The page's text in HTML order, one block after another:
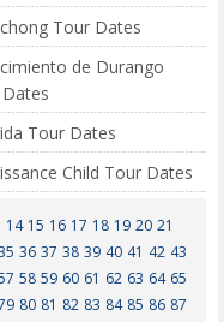
Tour Dates
de Durango
Tour Dates
Child Tour Dates
14 15 16 17 18 19 20 21
36 37 38 39 40 41 42 43
58 59 60 61 62 63 64 65
80 81 82 83 84 85 86 87